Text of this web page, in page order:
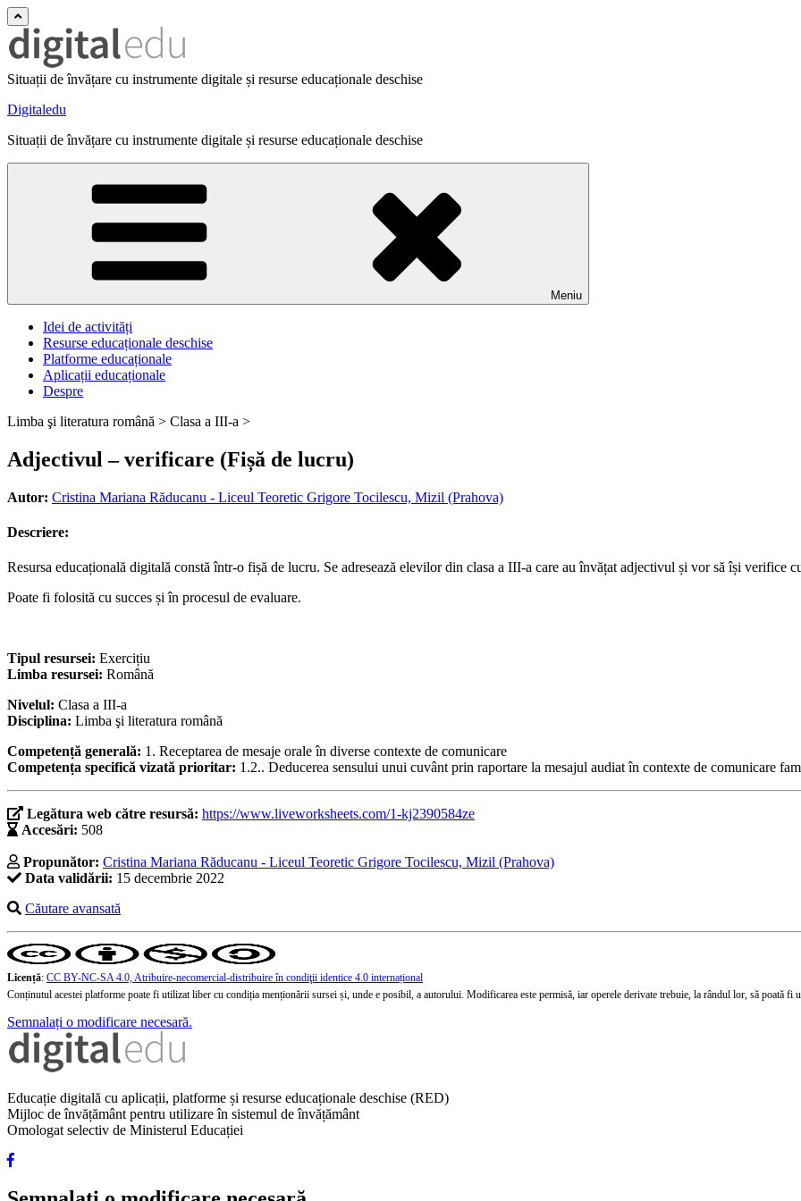
Situații de învățare cu instrumente digitale și resurse educaționale deschise
Digitaledu
Situații de învățare cu instrumente digitale și resurse educaționale deschise
Meniu
Idei de activități
Resurse educaționale deschise
Platforme educaționale
Aplicații educaționale
Despre
Limba şi literatura română > Clasa a III-a >
Adjectivul – verificare (Fișă de lucru)
Autor: Cristina Mariana Răducanu - Liceul Teoretic Grigore Tocilescu, Mizil (Prahova)
Descriere:
Resursa educațională digitală constă într-o fișă de lucru. Se adresează elevilor din clasa a III-a care au învățat adjectivul și vor să își verifice
Poate fi folosită cu succes și în procesul de evaluare.
Tipul resursei: Exercițiu
Limba resursei: Română
Nivelul: Clasa a III-a
Disciplina: Limba şi literatura română
Competență generală: 1. Receptarea de mesaje orale în diverse contexte de comunicare
Competența specifică vizată prioritar: 1.2.. Deducerea sensului unui cuvânt prin raportare la mesajul audiat în contexte de comunicare
Legătura web către resursă: https://www.liveworksheets.com/1-kj2390584ze
Accesări: 508
Propunător: Cristina Mariana Răducanu - Liceul Teoretic Grigore Tocilescu, Mizil (Prahova)
Data validării: 15 decembrie 2022
Căutare avansată
Licență: CC BY-NC-SA 4.0, Atribuire-necomercial-distribuire în condiţii identice 4.0 internațional
Conținutul acestei platforme poate fi utilizat liber cu condiția menționării sursei și, unde e posibil, a autorului. Modificarea este permisă, iar operele derivate trebuie, la rândul lor, să poată fi
Semnalați o modificare necesară.
Educație digitală cu aplicații, platforme și resurse educaționale deschise (RED)
Mijloc de învățământ pentru utilizare în sistemul de învățământ
Omologat selectiv de Ministerul Educației